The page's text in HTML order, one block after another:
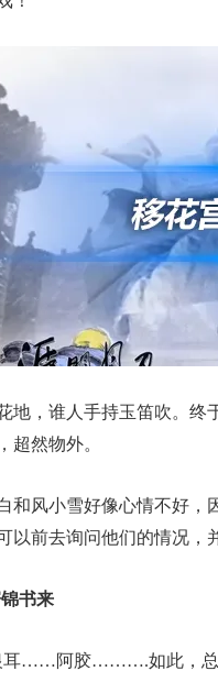
地，谁人手持玉笛吹。终
超然物外。
和风小雪好像心情不好，
以前去询问他们的情况，
书来
……阿胶……….如此，总
老友服“
线，回